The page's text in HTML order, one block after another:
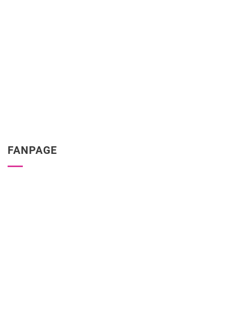
FANPAGE